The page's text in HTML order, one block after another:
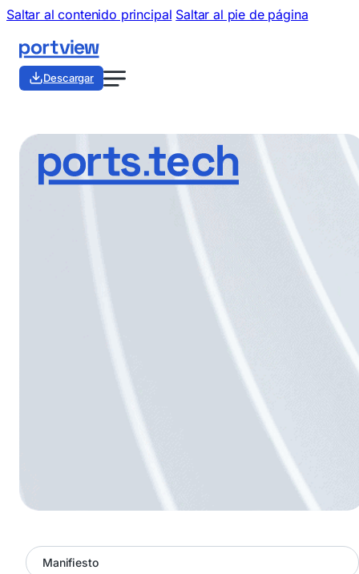
Saltar al contenido principal Saltar al pie de página
Descargar
Manifiesto